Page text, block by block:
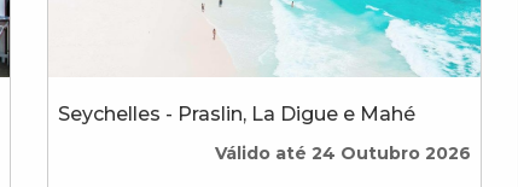
Seychelles - Praslin, La Digue e Mahé
Válido até 24 Outubro 2026